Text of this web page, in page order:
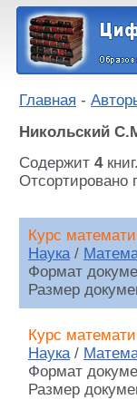
Главная -
Никольский
Содержит 4книг.
Отсортировано
Курс
Наука/
Формат
Размер
Курс
Наука/
Формат
Размер